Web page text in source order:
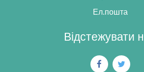
Ел.пошта
Відстежувати